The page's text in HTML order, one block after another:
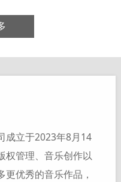
成立于2023年8月14
权管理、音乐创作以
优秀的音乐作品，